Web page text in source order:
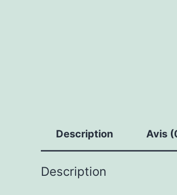
Description Avis
Description